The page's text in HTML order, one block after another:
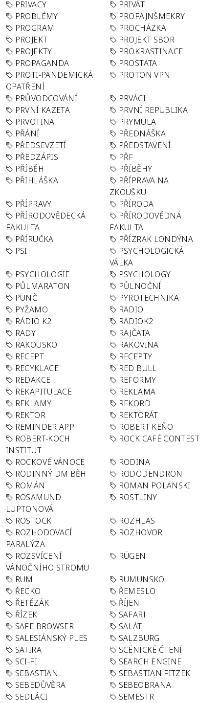
PRIVACY
PRIVÁT
PROBLÉMY
PROFAJNŠMEKRY
PROGRAM
PROCHÁZKA
PROJEKT
PROJEKT SBOR
PROJEKTY
PROKRASTINACE
PROPAGANDA
PROSTATA
PROTI-PANDEMICKÁ
OPATŘENÍ
PROTON VPN
PRŮVODCOVÁNÍ
PRVÁCI
PRVNÍ KAZETA
PRVNÍ REPUBLIKA
PRVOTINA
PRYMULA
PŘÁNÍ
PŘEDNÁŠKA
PŘEDSEVZETÍ
PŘEDSTAVENÍ
PŘEDZÁPIS
PŘF
PŘÍBĚH
PŘÍBĚHY
PŘIHLÁŠKA
PŘÍPRAVA NA
ZKOUŠKU
PŘÍPRAVY
PŘÍRODA
PŘÍRODOVĚDECKÁ
FAKULTA
PŘÍRODOVĚDNÁ
FAKULTA
PŘÍRUČKA
PŘÍZRAK LONDÝNA
PSI
PSYCHOLOGICKÁ
VÁLKA
PSYCHOLOGIE
PSYCHOLOGY
PŮLMARATON
PŮLNOČNÍ
PUNČ
PYROTECHNIKA
PYŽAMO
RADIO
RÁDIO K2
RADIOK2
RADY
RAJČATA
RAKOUSKO
RAKOVINA
RECEPT
RECEPTY
RECYKLACE
RED BULL
REDAKCE
REFORMY
REKAPITULACE
REKLAMA
REKLAMY
REKORD
REKTOR
REKTORÁT
REMINDER APP
ROBERT KEŇO
ROBERT-KOCH
INSTITUT
ROCK CAFÉ CONTEST
ROCKOVÉ VÁNOCE
RODINA
RODINNÝ DM BĚH
RODODENDRON
ROMÁN
ROMAN POLANSKI
ROSAMUND
LUPTONOVÁ
ROSTLINY
ROSTOCK
ROZHLAS
ROZHODOVACÍ
PARALÝZA
ROZHOVOR
ROZSVÍCENÍ
VÁNOČNÍHO STROMU
RÜGEN
RUM
RUMUNSKO
ŘECKO
ŘEMESLO
ŘETĚZÁK
ŘÍJEN
ŘÍZEK
SAFARI
SAFE BROWSER
SALÁT
SALESIÁNSKÝ PLES
SALZBURG
SATIRA
SCÉNICKÉ ČTENÍ
SCI-FI
SEARCH ENGINE
SEBASTIAN
SEBASTIAN FITZEK
SEBEDŮVĚRA
SEBEOBRANA
SEDLÁCI
SEMESTR